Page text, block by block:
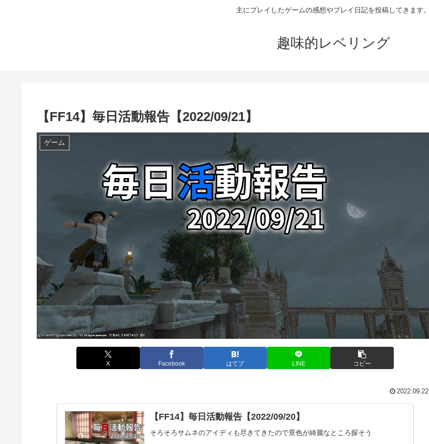
主にプレイしたゲームの感想やプレイ日記を投稿してきます。
趣味的レベリング
【FF14】毎日活動報告【2022/09/21】
ゲーム
X Facebook はてブ LINE コピー
2022.09.22
【FF14】毎日活動報告【2022/09/20】
そろそろサムネのアイディも尽きてきたので景色が綺麗なところ探そう